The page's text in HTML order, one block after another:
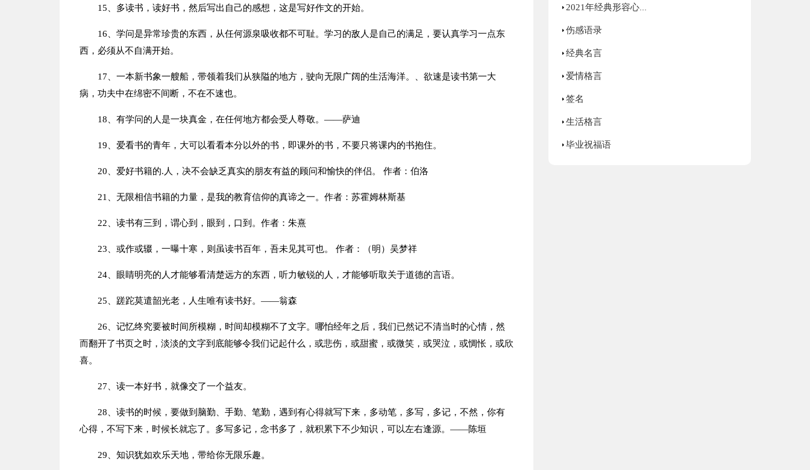
15、多读书，读好书，然后写出自己的感想，这是写好作文的开始。
16、学问是异常珍贵的东西，从任何源泉吸收都不可耻。学习的敌人是自己的满足，要认真学习一点东
西，必须从不自满开始。
17、一本新书象一艘船，带领着我们从狭隘的地方，驶向无限广阔的生活海洋。、欲速是读书第一大
病，功夫中在绵密不间断，不在不速也。
18、有学问的人是一块真金，在任何地方都会受人尊敬。——萨迪
19、爱看书的青年，大可以看看本分以外的书，即课外的书，不要只将课内的书抱住。
20、爱好书籍的.人，决不会缺乏真实的朋友有益的顾问和愉快的伴侣。 作者：伯洛
21、无限相信书籍的力量，是我的教育信仰的真谛之一。作者：苏霍姆林斯基
22、读书有三到，谓心到，眼到，口到。作者：朱熹
23、或作或辍，一曝十寒，则虽读书百年，吾未见其可也。 作者：（明）吴梦祥
24、眼睛明亮的人才能够看清楚远方的东西，听力敏锐的人，才能够听取关于道德的言语。
25、蹉跎莫遣韶光老，人生唯有读书好。——翁森
26、记忆终究要被时间所模糊，时间却模糊不了文字。哪怕经年之后，我们已然记不清当时的心情，然
而翻开了书页之时，淡淡的文字到底能够令我们记起什么，或悲伤，或甜蜜，或微笑，或哭泣，或惆怅，或欣
喜。
27、读一本好书，就像交了一个益友。
28、读书的时候，要做到脑勤、手勤、笔勤，遇到有心得就写下来，多动笔，多写，多记，不然，你有
心得，不写下来，时候长就忘了。多写多记，念书多了，就积累下不少知识，可以左右逢源。——陈垣
29、知识犹如欢乐天地，带给你无限乐趣。
2021年经典形容心情低落的句子集锦50句
伤感语录
经典名言
爱情格言
签名
生活格言
毕业祝福语